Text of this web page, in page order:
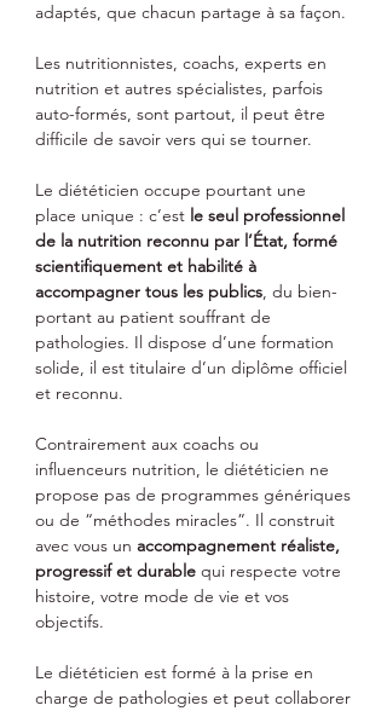
adaptés, que chacun partage à sa façon.
Les nutritionnistes, coachs, experts en
nutrition et autres spécialistes, parfois
auto-formés, sont partout, il peut être
difficile de savoir vers qui se tourner.
Le diététicien occupe pourtant une
place unique : c’est le seul professionnel
de la nutrition reconnu par l’État, formé
scientifiquement et habilité à
accompagner tous les publics, du bien-
portant au patient souffrant de
pathologies. Il dispose d’une formation
solide, il est titulaire d’un diplôme officiel
et reconnu.
Contrairement aux coachs ou
influenceurs nutrition, le diététicien ne
propose pas de programmes génériques
ou de “méthodes miracles”. Il construit
avec vous un accompagnement réaliste,
progressif et durable qui respecte votre
histoire, votre mode de vie et vos
objectifs.
Le diététicien est formé à la prise en
charge de pathologies et peut collaborer